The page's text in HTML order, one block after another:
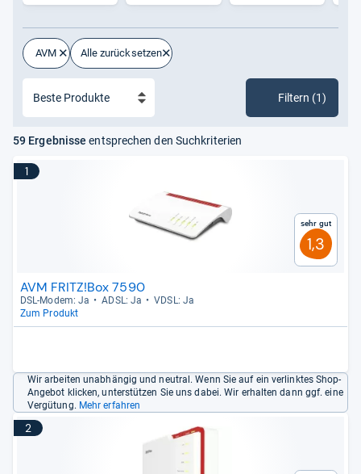
AVM Alle zurücksetzen
Filtern (1)
59 Ergebnisse entsprechen den Suchkriterien
1
Sehr gut
1,3
AVM FRITZ!Box 7590
DSL-​Modem: Ja ADSL: Ja
VDSL: Ja
Zum Produkt
Wir arbeiten unabhängig und neutral. Wenn Sie auf ein verlinktes Shop-
Angebot klicken, unterstützen Sie uns dabei. Wir erhalten dann ggf. eine
Vergütung. Mehr erfahren
2